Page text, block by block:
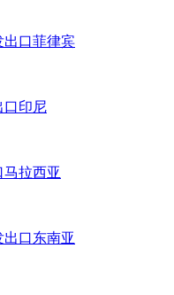
出口菲律宾
口印尼
拉西亚
口东南亚